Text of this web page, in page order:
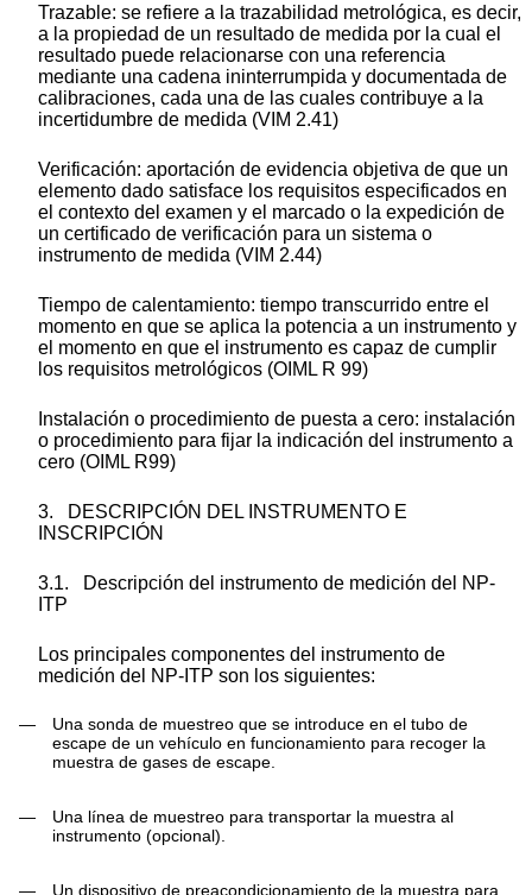
Trazable: se refiere a la trazabilidad metrológica, es decir,
a la propiedad de un resultado de medida por la cual el
resultado puede relacionarse con una referencia
mediante una cadena ininterrumpida y documentada de
calibraciones, cada una de las cuales contribuye a la
incertidumbre de medida (VIM 2.41)
Verificación: aportación de evidencia objetiva de que un
elemento dado satisface los requisitos especificados en
el contexto del examen y el marcado o la expedición de
un certificado de verificación para un sistema o
instrumento de medida (VIM 2.44)
Tiempo de calentamiento: tiempo transcurrido entre el
momento en que se aplica la potencia a un instrumento y
el momento en que el instrumento es capaz de cumplir
los requisitos metrológicos (OIML R 99)
Instalación o procedimiento de puesta a cero: instalación
o procedimiento para fijar la indicación del instrumento a
cero (OIML R99)
3.
DESCRIPCIÓN DEL INSTRUMENTO E
INSCRIPCIÓN
3.1.
Descripción del instrumento de medición del NP-
ITP
Los principales componentes del instrumento de
medición del NP-ITP son los siguientes:
—
Una sonda de muestreo que se introduce en el tubo de
escape de un vehículo en funcionamiento para recoger la
muestra de gases de escape.
—
Una línea de muestreo para transportar la muestra al
instrumento (opcional).
—
Un dispositivo de preacondicionamiento de la muestra para